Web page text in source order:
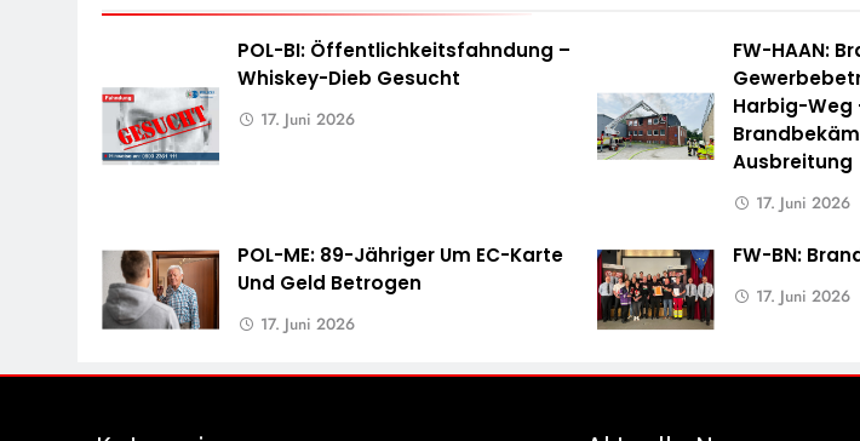
POL-BI: Öffentlichkeitsfahndung –
Whiskey-Dieb Gesucht
17. Juni 2026
FW-HAAN:
Harbig-Weg
Ausbreitung
17. Juni 2026
POL-ME: 89-Jähriger Um EC-Karte
Und Geld Betrogen
17. Juni 2026
FW-BN:
17. Juni 2026